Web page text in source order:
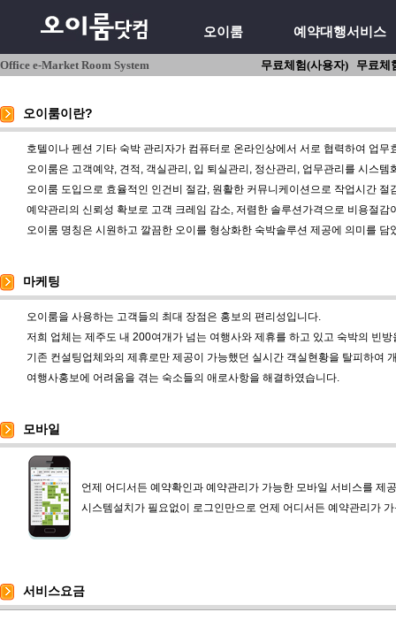
오이룸 예약대행서비스
Office e-Market Room System 무료체험(사용자) 무료체
오이룸이란?
호텔이나 펜션 기타 숙박 관리자가 컴퓨터로 온라인상에서 서로 협력하여 업
오이룸은 고객예약, 견적, 객실관리, 입 퇴실관리, 정산관리, 업무관리를 시스
오이룸 도입으로 효율적인 인건비 절감, 원활한 커뮤니케이션으로 작업시간 절
예약관리의 신뢰성 확보로 고객 크레임 감소, 저렴한 솔루션가격으로 비용절감
오이룸 명칭은 시원하고 깔끔한 오이를 형상화한 숙박솔루션 제공에 의미를 담
마케팅
오이룸을 사용하는 고객들의 최대 장점은 홍보의 편리성입니다.
저희 업체는 제주도 내 200여개가 넘는 여행사와 제휴를 하고 있고 숙박의 빈
기존 컨설팅업체와의 제휴로만 제공이 가능했던 실시간 객실현황을 탈피하여
여행사홍보에 어려움을 겪는 숙소들의 애로사항을 해결하였습니다.
모바일
언제 어디서든 예약확인과 예약관리가 가능한 모바일 서비스를 제
시스템설치가 필요없이 로그인만으로 언제 어디서든 예약관리가
서비스요금